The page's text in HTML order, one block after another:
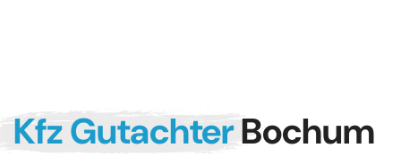
Kfz GutachterBochum